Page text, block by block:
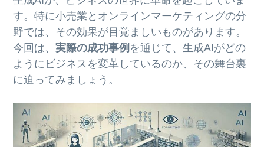
す。特に小売業とオンラインマーケティングの分
野では、その効果が目覚ましいものがあります。
今回は、実際の成功事例 を通じて、生成AIがどの
ようにビジネスを変革しているのか、その舞台裏
に迫ってみましょう。